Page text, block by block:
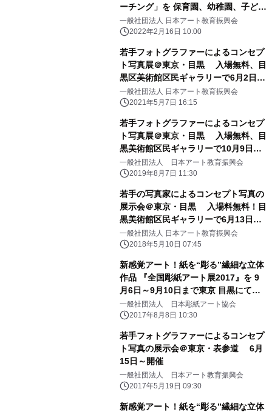
ーチング」を 保育園、幼稚園、子ども
園に導入開始
一般社団法人 日本アート教育振興会
2022年2月16日 10:00
若手フォトグラファーによるコンセプ
ト写真展＠東京・目黒 入場無料、目
黒区美術館区民ギャラリーで6月2日か
ら5日間開催
一般社団法人 日本アート教育振興会
2021年5月7日 16:15
若手フォトグラファーによるコンセプ
ト写真展＠東京・目黒 入場無料、目
黒美術館区民ギャラリーで10月9日か
ら5日間開催
一般社団法人 日本アート教育振興会
2019年8月7日 11:30
若手の写真家によるコンセプト写真の
展示会＠東京・目黒 入場料無料！目
黒美術館区民ギャラリーで6月13日か
ら5日間開催
一般社団法人 日本アート教育振興会
2018年5月10日 07:45
新感覚アート！紙を“彫る”繊細な立体
作品 『全国彫紙アート展2017』を 9
月6日～9月10日まで東京 目黒にて開
催
一般社団法人 日本彫紙アート協会
2017年8月8日 10:30
若手フォトグラファーによるコンセプ
ト写真の展示会＠東京・表参道 6月
15日～開催
一般社団法人 日本アート教育振興会
2017年5月19日 09:30
新感覚アート！紙を“彫る”繊細な立体